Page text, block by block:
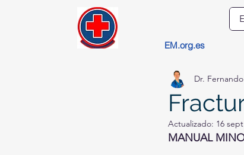
EM.org.es
Dr.
Actualizado: 16
MANUAL